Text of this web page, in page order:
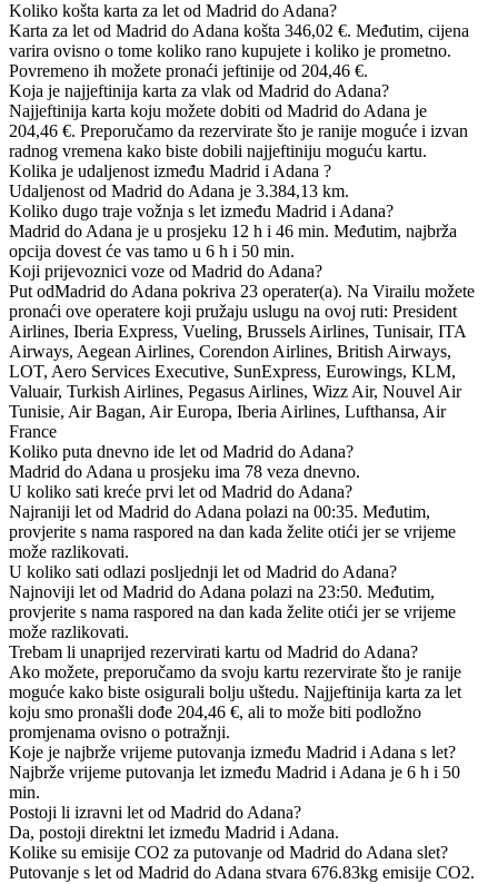
Koliko košta karta za let od Madrid do Adana?
Karta za let od Madrid do Adana košta 346,02 €. Međutim, cijena
varira ovisno o tome koliko rano kupujete i koliko je prometno.
Povremeno ih možete pronaći jeftinije od 204,46 €.
Koja je najjeftinija karta za vlak od Madrid do Adana?
Najjeftinija karta koju možete dobiti od Madrid do Adana je
204,46 €. Preporučamo da rezervirate što je ranije moguće i izvan
radnog vremena kako biste dobili najjeftiniju moguću kartu.
Kolika je udaljenost između Madrid i Adana ?
Udaljenost od Madrid do Adana je 3.384,13 km.
Koliko dugo traje vožnja s let između Madrid i Adana?
Madrid do Adana je u prosjeku 12 h i 46 min. Međutim, najbrža
opcija dovest će vas tamo u 6 h i 50 min.
Koji prijevoznici voze od Madrid do Adana?
Put odMadrid do Adana pokriva 23 operater(a). Na Virailu možete
pronaći ove operatere koji pružaju uslugu na ovoj ruti: President
Airlines, Iberia Express, Vueling, Brussels Airlines, Tunisair, ITA
Airways, Aegean Airlines, Corendon Airlines, British Airways,
LOT, Aero Services Executive, SunExpress, Eurowings, KLM,
Valuair, Turkish Airlines, Pegasus Airlines, Wizz Air, Nouvel Air
Tunisie, Air Bagan, Air Europa, Iberia Airlines, Lufthansa, Air
France
Koliko puta dnevno ide let od Madrid do Adana?
Madrid do Adana u prosjeku ima 78 veza dnevno.
U koliko sati kreće prvi let od Madrid do Adana?
Najraniji let od Madrid do Adana polazi na 00:35. Međutim,
provjerite s nama raspored na dan kada želite otići jer se vrijeme
može razlikovati.
U koliko sati odlazi posljednji let od Madrid do Adana?
Najnoviji let od Madrid do Adana polazi na 23:50. Međutim,
provjerite s nama raspored na dan kada želite otići jer se vrijeme
može razlikovati.
Trebam li unaprijed rezervirati kartu od Madrid do Adana?
Ako možete, preporučamo da svoju kartu rezervirate što je ranije
moguće kako biste osigurali bolju uštedu. Najjeftinija karta za let
koju smo pronašli dođe 204,46 €, ali to može biti podložno
promjenama ovisno o potražnji.
Koje je najbrže vrijeme putovanja između Madrid i Adana s let?
Najbrže vrijeme putovanja let između Madrid i Adana je 6 h i 50
min.
Postoji li izravni let od Madrid do Adana?
Da, postoji direktni let između Madrid i Adana.
Kolike su emisije CO2 za putovanje od Madrid do Adana slet?
Putovanje s let od Madrid do Adana stvara 676.83kg emisije CO2.